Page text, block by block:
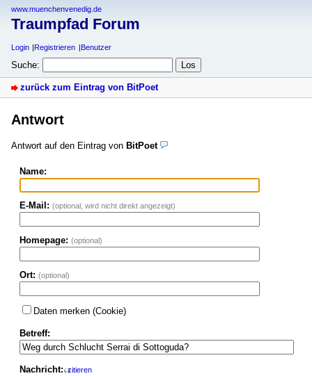
www.muenchenvenedig.de
Traumpfad Forum
Login Registrieren Benutzer
Suche:
zurück zum Eintrag von BitPoet
Antwort
Antwort auf den Eintrag von BitPoet
Name:
E-Mail: (optional, wird nicht direkt angezeigt)
Homepage: (optional)
Ort: (optional)
Daten merken (Cookie)
Betreff:
Nachricht: zitieren